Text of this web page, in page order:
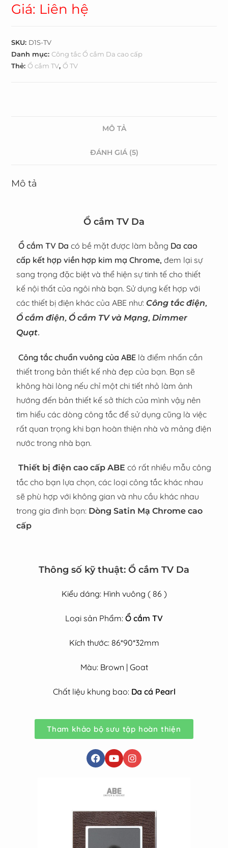
Giá: Liên hệ
SKU: D1S-TV
Danh mục:Công tắc Ổ cắm Da cao cấp
Thẻ:Ổ cắm TV,Ổ TV
MÔ TẢ
ĐÁNH GIÁ (5)
Mô tả
Ổ cắm TV Da
Ổ cắm TV Da có bề mặt được làm bằng Da cao
cấp kết hợp viền hợp kim mạ Chrome, đem lại sự
sang trọng đặc biệt và thể hiện sự tinh tế cho thiết
kế nội thất của ngôi nhà bạn. Sử dụng kết hợp với
các thiết bị điện khác của ABE như: Công tắc điện,
Ổ cắm điện, Ổ cắm TV và Mạng, Dimmer
Quạt.
Công tắc chuẩn vuông của ABE là điểm nhấn cần
thiết trong bản thiết kế nhà đẹp của bạn. Bạn sẽ
không hài lòng nếu chỉ một chi tiết nhỏ làm ảnh
hướng đến bản thiết kế sở thích của mình vậy nên
tìm hiểu các dòng công tắc để sử dụng cũng là việc
rất quan trọng khi bạn hoàn thiện nhà và mảng điện
nước trong nhà bạn.
Thiết bị điện cao cấp ABE có rất nhiều mẫu công
tắc cho bạn lựa chọn, các loại công tắc khác nhau
sẽ phù hợp với không gian và nhu cầu khác nhau
trong gia đình bạn: Dòng Satin Mạ Chrome cao
cấp
Thông số kỹ thuật: Ổ cắm TV Da
Kiểu dáng: Hình vuông ( 86 )
Loại sản Phẩm: Ổ cắm TV
Kích thước: 86*90*32mm
Màu: Brown | Goat
Chất liệu khung bao: Da cá Pearl
Tham khảo bộ sưu tập hoàn thiện